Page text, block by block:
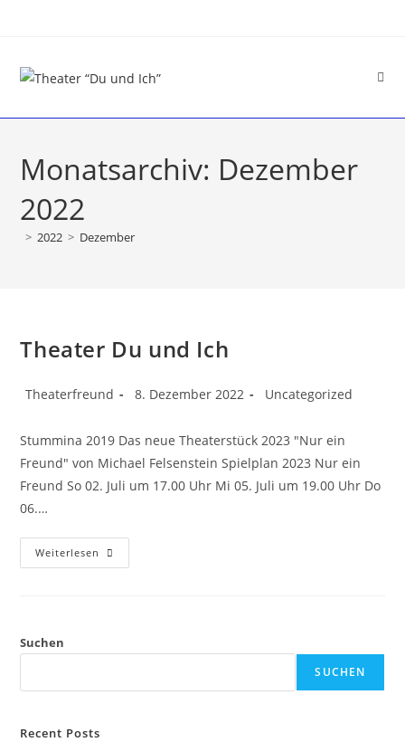
Monatsarchiv: Dezember
2022
> 2022 > Dezember
Theater Du und Ich
Theaterfreund 8. Dezember 2022 Uncategorized
Stummina 2019 Das neue Theaterstück 2023 "Nur ein
Freund" von Michael Felsenstein Spielplan 2023 Nur ein
Freund So 02. Juli um 17.00 Uhr Mi 05. Juli um 19.00 Uhr Do
06.…
Weiterlesen
Suchen
SUCHEN
Recent Posts